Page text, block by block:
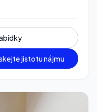
jistotu nájmu